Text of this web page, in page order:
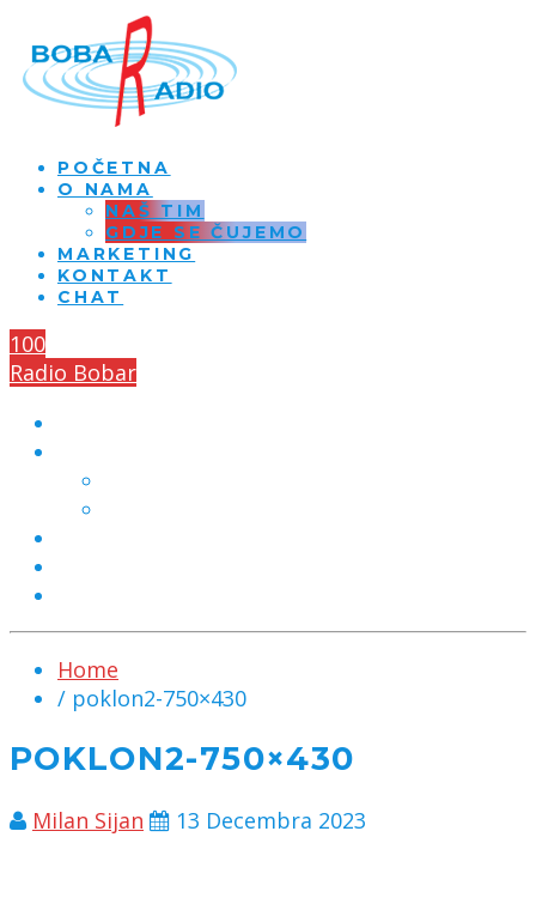
POČETNA
O NAMA
NAŠ TIM
GDJE SE ČUJEMO
MARKETING
KONTAKT
CHAT
100
Radio Bobar
Home
/ poklon2-750×430
POKLON2-750×430
Milan Sijan 13 Decembra 2023